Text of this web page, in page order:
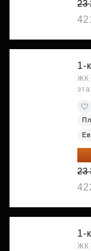
23
1-
ЖК
23
1-
ЖК